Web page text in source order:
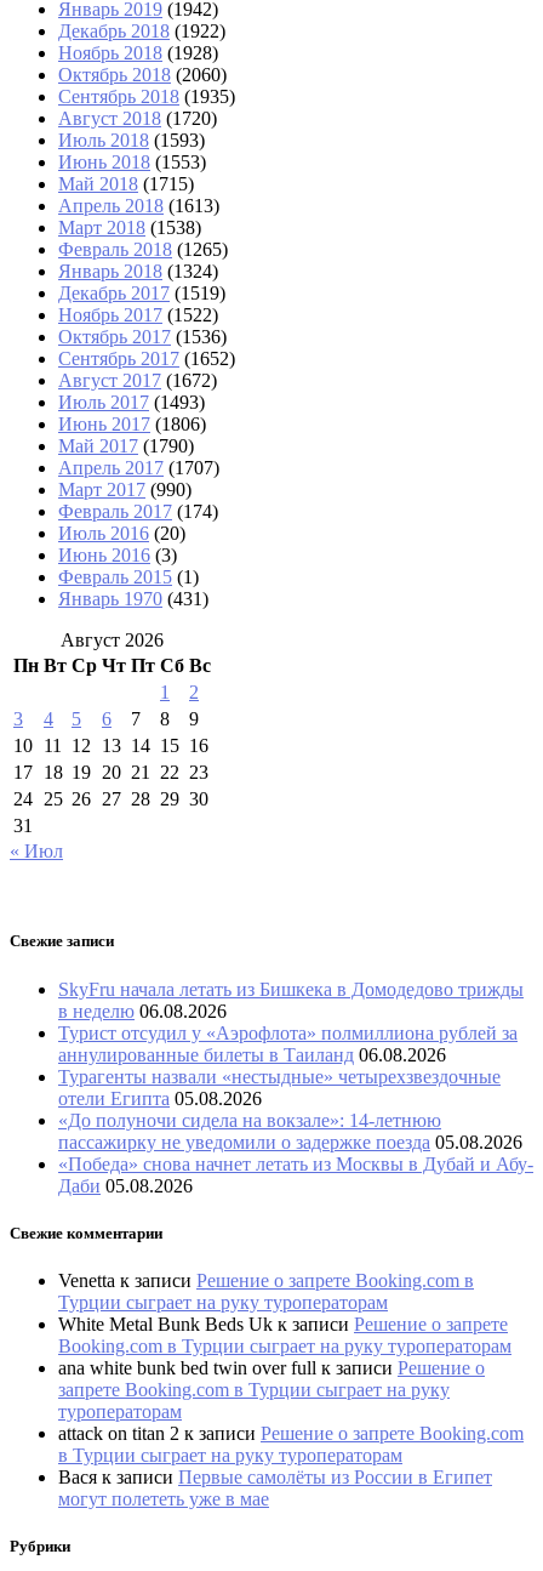
Январь 2019 (1942)
Декабрь 2018 (1922)
Ноябрь 2018 (1928)
Октябрь 2018 (2060)
Сентябрь 2018 (1935)
Август 2018 (1720)
Июль 2018 (1593)
Июнь 2018 (1553)
Май 2018 (1715)
Апрель 2018 (1613)
Март 2018 (1538)
Февраль 2018 (1265)
Январь 2018 (1324)
Декабрь 2017 (1519)
Ноябрь 2017 (1522)
Октябрь 2017 (1536)
Сентябрь 2017 (1652)
Август 2017 (1672)
Июль 2017 (1493)
Июнь 2017 (1806)
Май 2017 (1790)
Апрель 2017 (1707)
Март 2017 (990)
Февраль 2017 (174)
Июль 2016 (20)
Июнь 2016 (3)
Февраль 2015 (1)
Январь 1970 (431)
Август 2026
Пн Вт Ср Чт Пт Сб Вс
1
2
3
4 5 6 7 8
9
10 11 12 13 14 15 16
17 18 19 20 21 22 23
24 25 26 27 28 29 30
31
« Июл
Свежие записи
SkyFru начала летать из Бишкека в Домодедово трижды
в неделю 06.08.2026
Турист отсудил у «Аэрофлота» полмиллиона рублей за
аннулированные билеты в Таиланд 06.08.2026
Турагенты назвали «нестыдные» четырехзвездочные
отели Египта 05.08.2026
«До полуночи сидела на вокзале»: 14-летнюю
пассажирку не уведомили о задержке поезда 05.08.2026
«Победа» снова начнет летать из Москвы в Дубай и Абу-
Даби 05.08.2026
Свежие комментарии
Venetta к записи Решение о запрете Booking.com в
Турции сыграет на руку туроператорам
White Metal Bunk Beds Uk к записи Решение о запрете
Booking.com в Турции сыграет на руку туроператорам
ana white bunk bed twin over full к записи Решение о
запрете Booking.com в Турции сыграет на руку
туроператорам
attack on titan 2 к записи Решение о запрете Booking.com
в Турции сыграет на руку туроператорам
Вася к записи Первые самолёты из России в Египет
могут полететь уже в мае
Рубрики